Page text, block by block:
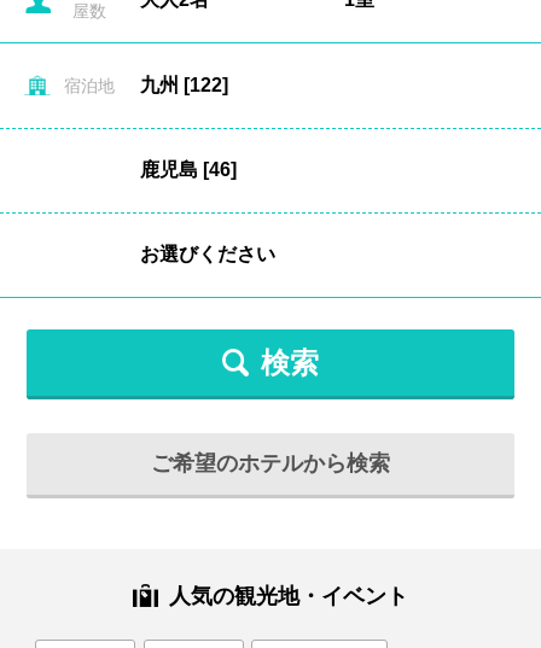
屋数
宿泊地
検索
ご希望のホテルから検索
人気の観光地・イベント